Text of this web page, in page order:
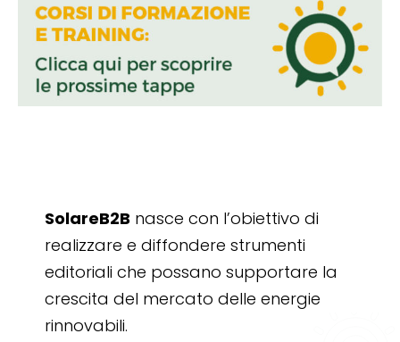
SolareB2B nasce con l’obiettivo di
realizzare e diffondere strumenti
editoriali che possano supportare la
crescita del mercato delle energie
rinnovabili.